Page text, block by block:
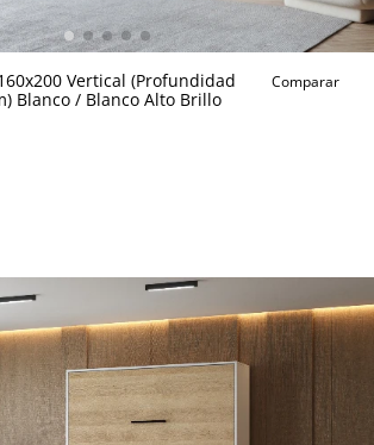
Vertical (Profundidad
Blanco / Blanco Alto Brillo
Comparar